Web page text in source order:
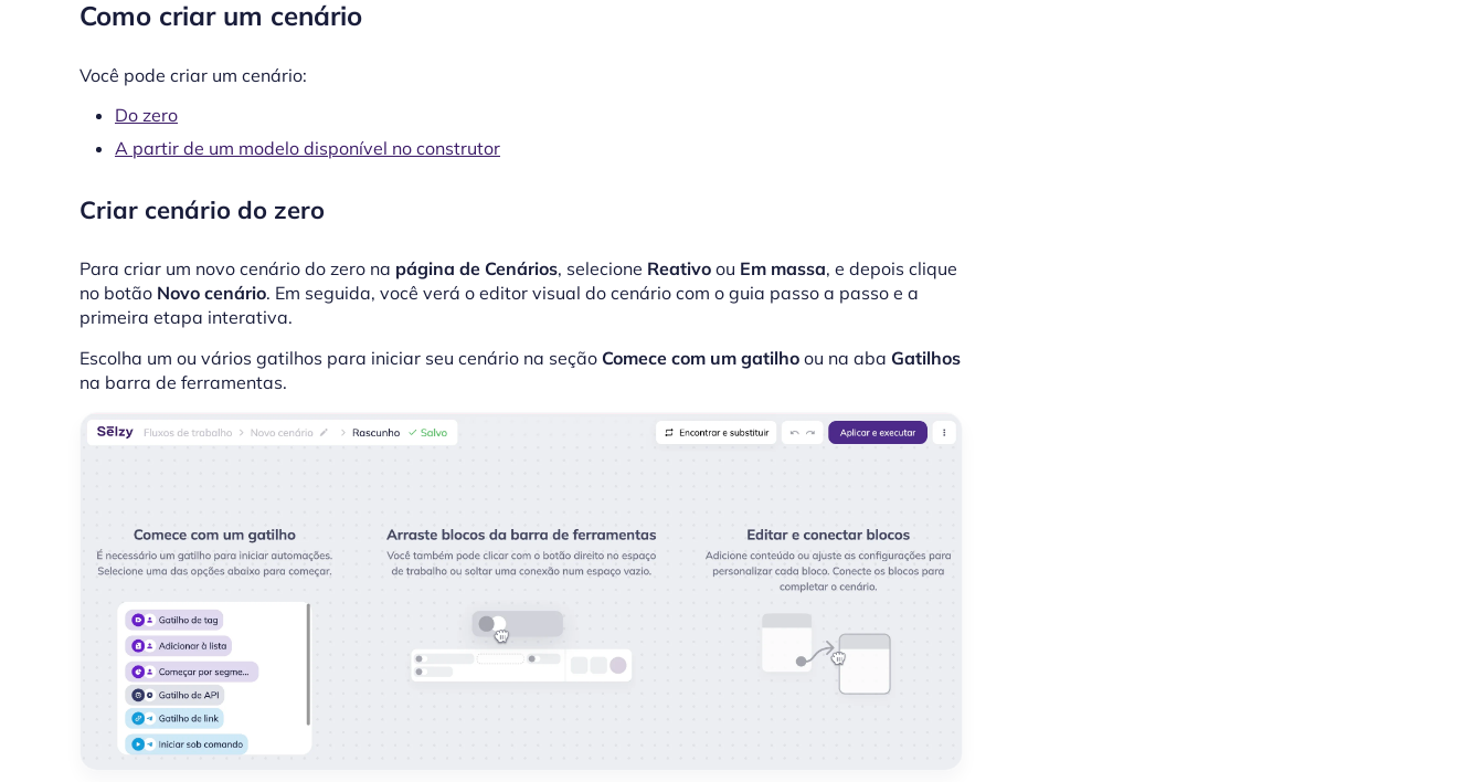
Como criar um cenário
Você pode criar um cenário:
Do zero
A partir de um modelo disponível no construtor
Criar cenário do zero
Para criar um novo cenário do zero na página de Cenários, selecione Reativo ou Em massa, e depois clique
no botão Novo cenário. Em seguida, você verá o editor visual do cenário com o guia passo a passo e a
primeira etapa interativa.
Escolha um ou vários gatilhos para iniciar seu cenário na seção Comece com um gatilho ou na aba Gatilhos
na barra de ferramentas.